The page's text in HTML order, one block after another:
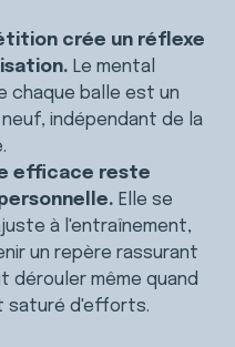
crée un réflexe
Le mental
chaque balle est un
indépendant de la
efficace reste
Elle se
à l'entraînement,
un repère rassurant
dérouler même quand
saturé d'efforts.